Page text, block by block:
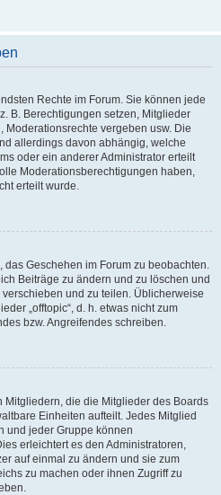
Rechte im Forum. Sie können jede
B. Berechtigungen setzen, Mitglieder
vergeben usw. Die
allerdings davon abhängig, welche
oder ein anderer Administrator erteilt
Moderationsberechtigungen haben,
erteilt wurde.
das Geschehen im Forum zu beobachten.
Beiträge zu ändern und zu löschen und
und zu teilen. Üblicherweise
„offtopic“, d. h. etwas nicht zum
bzw. Angreifendes schreiben.
Mitgliedern, die die Mitglieder des Boards
Einheiten aufteilt. Jedes Mitglied
und jeder Gruppe können
erleichtert es den Administratoren,
auf einmal zu ändern und sie zum
zu machen oder ihnen Zugriff zu